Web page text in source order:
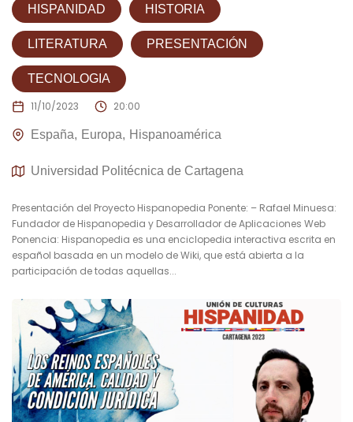
HISPANIDAD HISTORIA
LITERATURA PRESENTACIÓN
TECNOLOGIA
11/10/2023 20:00
España Europa Hispanoamérica
Universidad Politécnica de Cartagena
Presentación del Proyecto Hispanopedia Ponente: – Rafael Minuesa:
Fundador de Hispanopedia y Desarrollador de Aplicaciones Web
Ponencia: Hispanopedia es una enciclopedia interactiva escrita en
español basada en un modelo de Wiki, que está abierta a la
participación de todas aquellas...